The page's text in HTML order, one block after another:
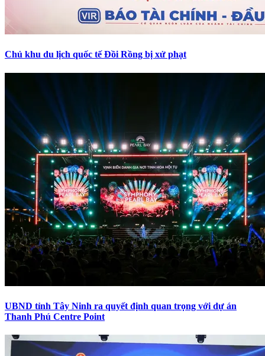
Chủ khu du lịch quốc tế Đồi Rồng bị xử phạt
UBND tỉnh Tây Ninh ra quyết định quan trọng với dự án
Thanh Phú Centre Point